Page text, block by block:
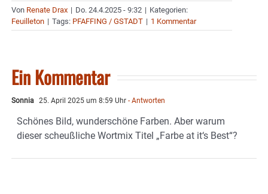
Von Renate Drax | Do. 24.4.2025 - 9:32 | Kategorien:
Feuilleton | Tags: PFAFFING / GSTADT | 1 Kommentar
Ein Kommentar
Sonnia 25. April 2025 um 8:59 Uhr - Antworten
Schönes Bild, wunderschöne Farben. Aber warum
dieser scheußliche Wortmix Titel „Farbe at it‘s Best“?